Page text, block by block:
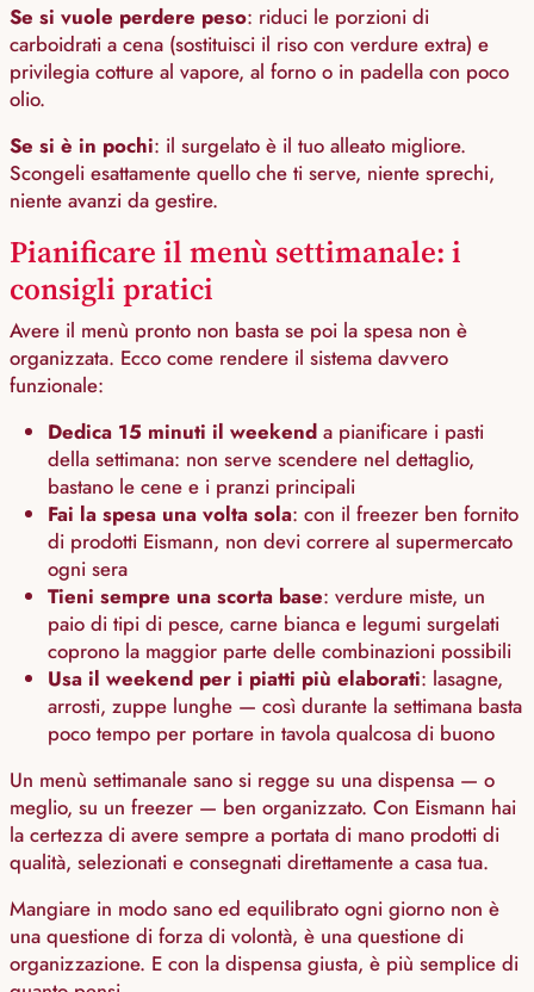
Se si vuole perdere peso: riduci le porzioni di
carboidrati a cena (sostituisci il riso con verdure extra) e
privilegia cotture al vapore, al forno o in padella con poco
olio.
Se si è in pochi: il surgelato è il tuo alleato migliore.
Scongeli esattamente quello che ti serve, niente sprechi,
niente avanzi da gestire.
Pianificare il menù settimanale: i
consigli pratici
Avere il menù pronto non basta se poi la spesa non è
organizzata. Ecco come rendere il sistema davvero
funzionale:
Dedica 15 minuti il weekend a pianificare i pasti
della settimana: non serve scendere nel dettaglio,
bastano le cene e i pranzi principali
Fai la spesa una volta sola: con il freezer ben fornito
di prodotti Eismann, non devi correre al supermercato
ogni sera
Tieni sempre una scorta base: verdure miste, un
paio di tipi di pesce, carne bianca e legumi surgelati
coprono la maggior parte delle combinazioni possibili
Usa il weekend per i piatti più elaborati: lasagne,
arrosti, zuppe lunghe — così durante la settimana basta
poco tempo per portare in tavola qualcosa di buono
Un menù settimanale sano si regge su una dispensa — o
meglio, su un freezer — ben organizzato. Con Eismann hai
la certezza di avere sempre a portata di mano prodotti di
qualità, selezionati e consegnati direttamente a casa tua.
Mangiare in modo sano ed equilibrato ogni giorno non è
una questione di forza di volontà, è una questione di
organizzazione. E con la dispensa giusta, è più semplice di